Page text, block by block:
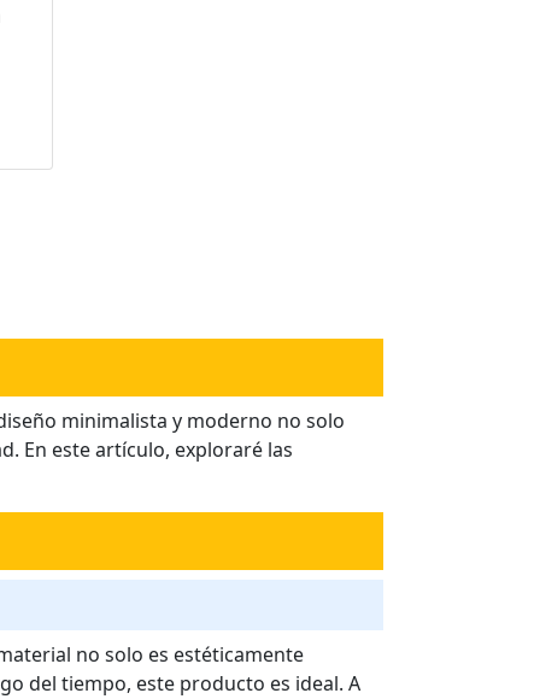
minimalista y moderno no solo
En este artículo, exploraré las
no solo es estéticamente
del tiempo, este producto es ideal. A